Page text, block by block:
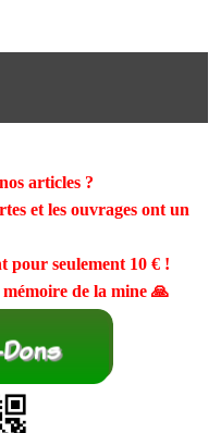
articles ?
et les ouvrages ont un
pour seulement 10 €!
de la mine 🙏